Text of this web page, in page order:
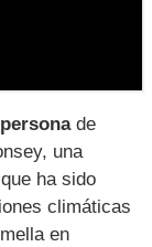
de
una
ha sido
climáticas
en